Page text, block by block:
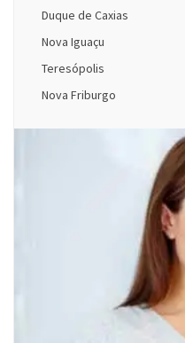
Duque de Caxias
Nova Iguaçu
Teresópolis
Nova Friburgo